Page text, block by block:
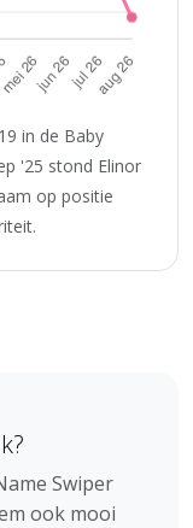
in de Baby
'25 stond Elinor
op positie
Swiper
ook mooi